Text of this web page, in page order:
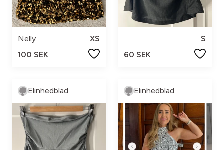
Nelly
XS
100 SEK
S
60 SEK
Elinhedblad Elinhedblad